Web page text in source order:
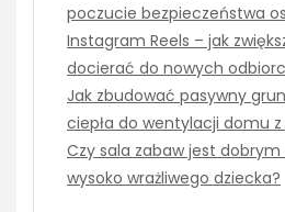
poczucie bezpieczeństwa
Instagram Reels – jak
docierać do nowych
Jak zbudować pasywny
ciepła do wentylacji domu
Czy sala zabaw jest
wysoko wrażliwego dziecka?